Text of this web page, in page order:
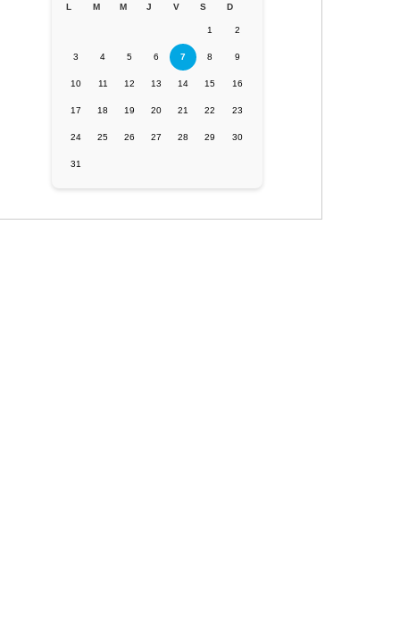
L M M J V S D
1 2
3 4 5 6 7 8 9
10 11 12 13 14 15 16
17 18 19 20 21 22 23
24 25 26 27 28 29 30
31